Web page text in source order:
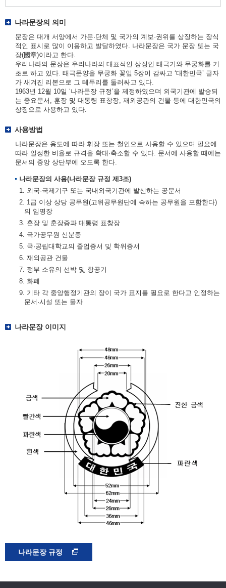
나라문장의 의미
문장은 대개 서양에서 가문·단체 및 국가의 계보·권위를 상징하는 장식
적인 표시로 많이 이용하고 발달하였다. 나라문장은 국가 문장 또는 국
장(國章)이라고 한다.
우리나라의 문장은 우리나라의 대표적인 상징인 태극기와 무궁화를 기
초로 하고 있다. 태극문양을 무궁화 꽃잎 5장이 감싸고 ‘대한민국’ 글자
가 새겨진 리본으로 그 테두리를 둘러싸고 있다.
1963년 12월 10일 ‘나라문장 규정’을 제정하였으며 외국기관에 발송되
는 중요문서, 훈장 및 대통령 표창장, 재외공관의 건물 등에 대한민국의
상징으로 사용하고 있다.
사용방법
나라문장은 용도에 따라 휘장 또는 철인으로 사용할 수 있으며 필요에
따라 일정한 비율로 규격을 확대·축소할 수 있다. 문서에 사용할 때에는
문서의 중앙 상단부에 오도록 한다.
나라문장의 사용(나라문장 규정 제3조)
1. 외국·국제기구 또는 국내외국기관에 발신하는 공문서
2. 1급 이상 상당 공무원(고위공무원단에 속하는 공무원을 포함한다)
의 임명장
3. 훈장 및 훈장증과 대통령 표창장
4. 국가공무원 신분증
5. 국·공립대학교의 졸업증서 및 학위증서
6. 재외공관 건물
7. 정부 소유의 선박 및 항공기
8. 화폐
9. 기타 각 중앙행정기관의 장이 국가 표지를 필요로 한다고 인정하는
문서·시설 또는 물자
나라문장 이미지
나라문장 규정